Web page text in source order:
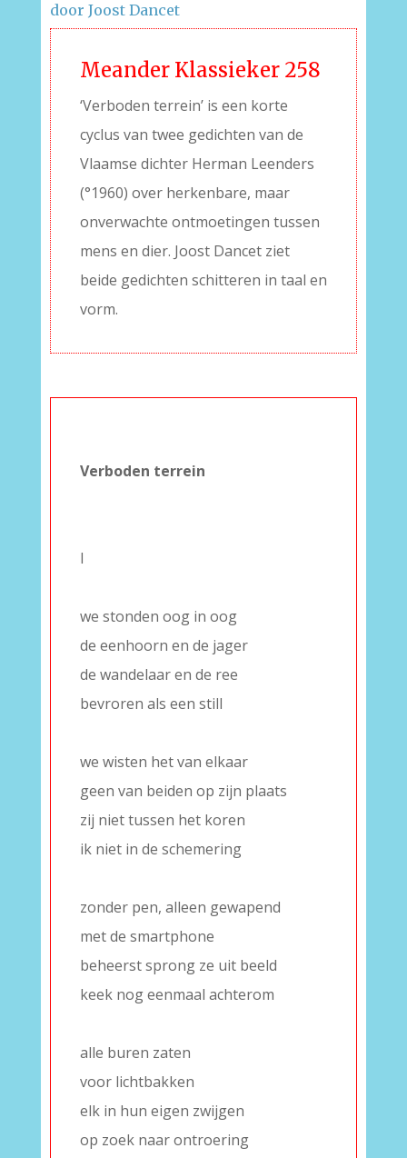
door Joost Dancet
Meander Klassieker 258
‘Verboden terrein’ is een korte
cyclus van twee gedichten van de
Vlaamse dichter Herman Leenders
(°1960) over herkenbare, maar
onverwachte ontmoetingen tussen
mens en dier. Joost Dancet ziet
beide gedichten schitteren in taal en
vorm.
Verboden terrein
I
we stonden oog in oog
de eenhoorn en de jager
de wandelaar en de ree
bevroren als een still
we wisten het van elkaar
geen van beiden op zijn plaats
zij niet tussen het koren
ik niet in de schemering
zonder pen, alleen gewapend
met de smartphone
beheerst sprong ze uit beeld
keek nog eenmaal achterom
alle buren zaten
voor lichtbakken
elk in hun eigen zwijgen
op zoek naar ontroering